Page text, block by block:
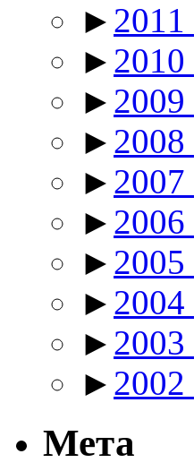
► 2011
► 2010
► 2009
► 2008
► 2007
► 2006
► 2005
► 2004
► 2003
► 2002
Мета